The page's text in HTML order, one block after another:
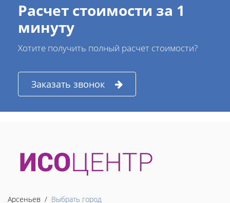
Расчет стоимости за 1
минуту
Хотите получить полный расчет стоимости?
Заказать звонок
Арсеньев / Выбрать город